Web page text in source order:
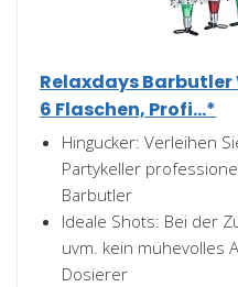
Relaxdays
6 Flaschen, Profi...*
Hingucker: Verleihen
Partykeller
Barbutler
Ideale Shots: Bei der
uvm. kein mühevolles
Dosierer